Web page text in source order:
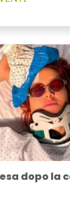
dopo la